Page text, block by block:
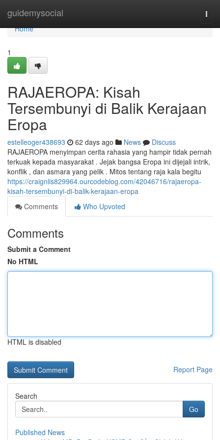
guidemysocial
Home
Home
1
RAJAEROPA: Kisah
Tersembunyi di Balik Kerajaan
Eropa
estelleoger438693 62 days ago News
Discuss
RAJAEROPA menyimpan cerita rahasia yang hampir tidak pernah
terkuak kepada masyarakat . Jejak bangsa Eropa ini dijejali intrik,
konflik , dan asmara yang pelik . Mitos tentang raja kala begitu
https://craignlis829964.ourcodeblog.com/42046716/rajaeropa-
kisah-tersembunyi-di-balik-kerajaan-eropa
Comments
Who Upvoted
Comments
Submit a Comment
No HTML
HTML is disabled
Report Page
Search
Go
Published News